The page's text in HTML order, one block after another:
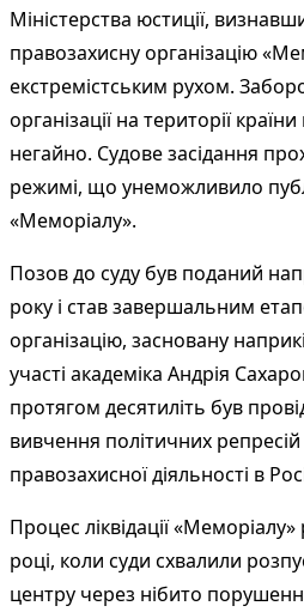
Міністерства юстиції,
правозахисну організацію
екстремістським рухом.
організації на території
негайно. Судове засідання
режимі, що унеможливило
«Меморіалу».
Позов до суду був поданий
року і став завершальним
організацію, засновану
участі академіка Андрія
протягом десятиліть був
вивчення політичних
правозахисної діяльності в
Процес ліквідації
році, коли суди схвалили
центру через нібито